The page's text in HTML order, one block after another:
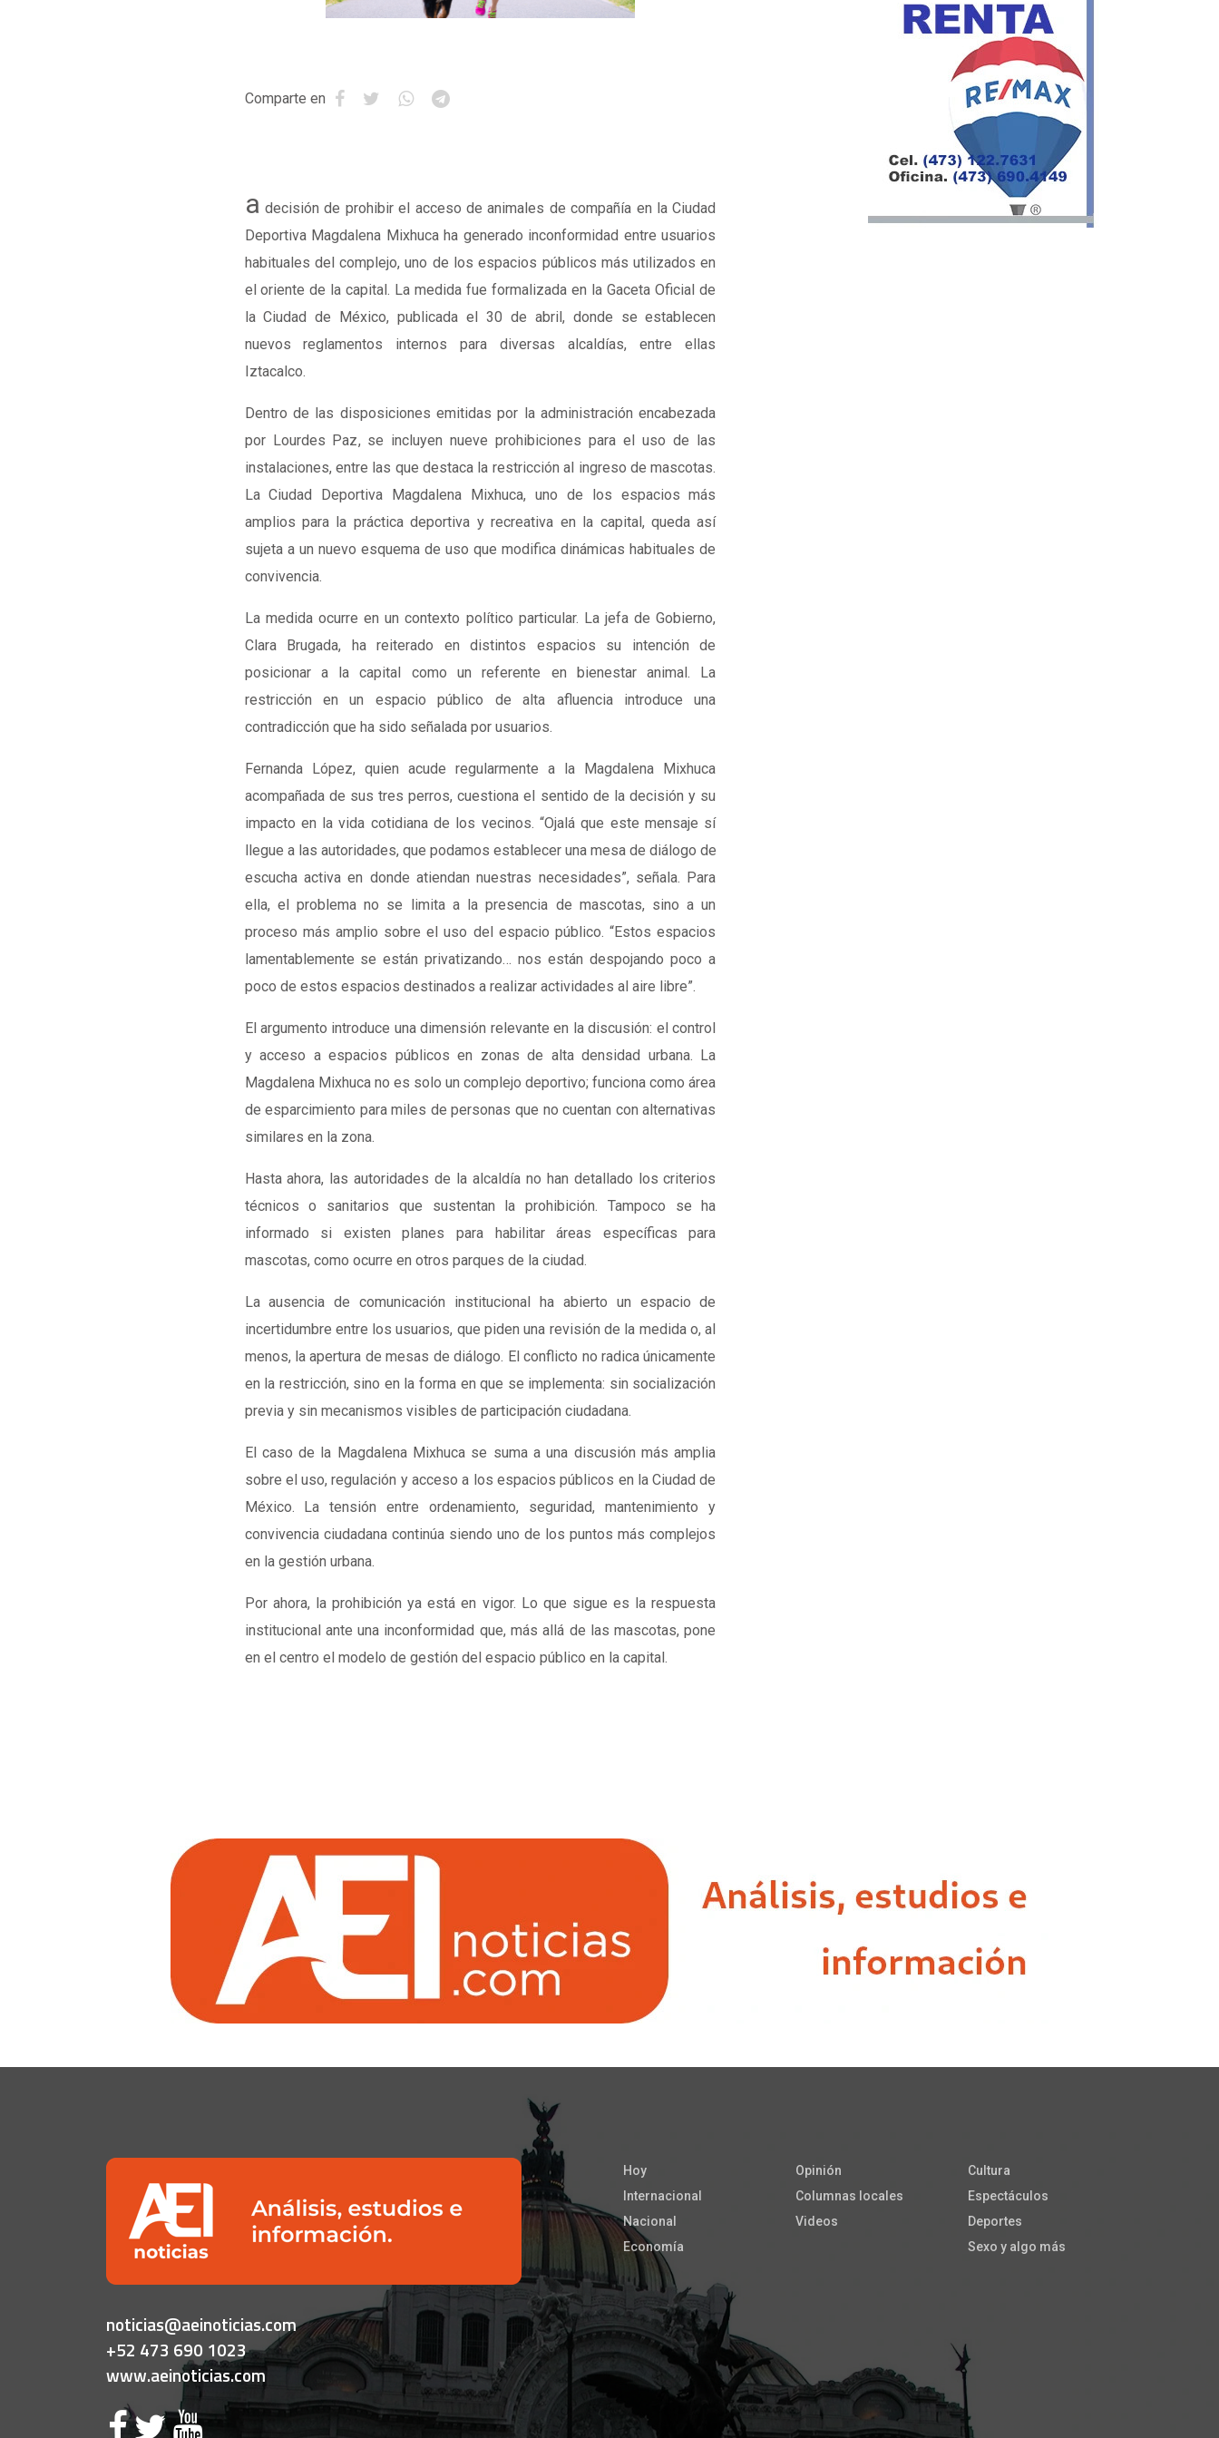
Comparte en
a decisión de prohibir el acceso de animales de compañía en la Ciudad
Deportiva Magdalena Mixhuca ha generado inconformidad entre usuarios
habituales del complejo, uno de los espacios públicos más utilizados en
el oriente de la capital. La medida fue formalizada en la Gaceta Oficial de
la Ciudad de México, publicada el 30 de abril, donde se establecen
nuevos reglamentos internos para diversas alcaldías, entre ellas
Iztacalco.
Dentro de las disposiciones emitidas por la administración encabezada
por Lourdes Paz, se incluyen nueve prohibiciones para el uso de las
instalaciones, entre las que destaca la restricción al ingreso de mascotas.
La Ciudad Deportiva Magdalena Mixhuca, uno de los espacios más
amplios para la práctica deportiva y recreativa en la capital, queda así
sujeta a un nuevo esquema de uso que modifica dinámicas habituales de
convivencia.
La medida ocurre en un contexto político particular. La jefa de Gobierno,
Clara Brugada, ha reiterado en distintos espacios su intención de
posicionar a la capital como un referente en bienestar animal. La
restricción en un espacio público de alta afluencia introduce una
contradicción que ha sido señalada por usuarios.
Fernanda López, quien acude regularmente a la Magdalena Mixhuca
acompañada de sus tres perros, cuestiona el sentido de la decisión y su
impacto en la vida cotidiana de los vecinos. “Ojalá que este mensaje sí
llegue a las autoridades, que podamos establecer una mesa de diálogo de
escucha activa en donde atiendan nuestras necesidades”, señala. Para
ella, el problema no se limita a la presencia de mascotas, sino a un
proceso más amplio sobre el uso del espacio público. “Estos espacios
lamentablemente se están privatizando… nos están despojando poco a
poco de estos espacios destinados a realizar actividades al aire libre”.
El argumento introduce una dimensión relevante en la discusión: el control
y acceso a espacios públicos en zonas de alta densidad urbana. La
Magdalena Mixhuca no es solo un complejo deportivo; funciona como área
de esparcimiento para miles de personas que no cuentan con alternativas
similares en la zona.
Hasta ahora, las autoridades de la alcaldía no han detallado los criterios
técnicos o sanitarios que sustentan la prohibición. Tampoco se ha
informado si existen planes para habilitar áreas específicas para
mascotas, como ocurre en otros parques de la ciudad.
La ausencia de comunicación institucional ha abierto un espacio de
incertidumbre entre los usuarios, que piden una revisión de la medida o, al
menos, la apertura de mesas de diálogo. El conflicto no radica únicamente
en la restricción, sino en la forma en que se implementa: sin socialización
previa y sin mecanismos visibles de participación ciudadana.
El caso de la Magdalena Mixhuca se suma a una discusión más amplia
sobre el uso, regulación y acceso a los espacios públicos en la Ciudad de
México. La tensión entre ordenamiento, seguridad, mantenimiento y
convivencia ciudadana continúa siendo uno de los puntos más complejos
en la gestión urbana.
Por ahora, la prohibición ya está en vigor. Lo que sigue es la respuesta
institucional ante una inconformidad que, más allá de las mascotas, pone
en el centro el modelo de gestión del espacio público en la capital.
noticias@aeinoticias.com
+52 473 690 1023
www.aeinoticias.com
Hoy
Internacional
Nacional
Economía
Opinión
Columnas locales
Videos
Cultura
Espectáculos
Deportes
Sexo y algo más